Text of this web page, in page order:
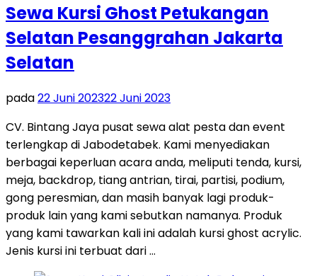
Sewa Kursi Ghost Petukangan
Selatan Pesanggrahan Jakarta
Selatan
pada22 Juni 202322 Juni 2023
CV. Bintang Jaya pusat sewa alat pesta dan event
terlengkap di Jabodetabek. Kami menyediakan
berbagai keperluan acara anda, meliputi tenda, kursi,
meja, backdrop, tiang antrian, tirai, partisi, podium,
gong peresmian, dan masih banyak lagi produk-
produk lain yang kami sebutkan namanya. Produk
yang kami tawarkan kali ini adalah kursi ghost acrylic.
Jenis kursi ini terbuat dari …